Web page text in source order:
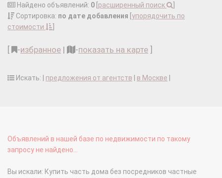
Найдено объявлений: 0 расширенный поиск
Сортировка: по дате добавления упорядочить по
стоимости
-избранное | -показать на карте
Искать: | предложения от агентств в Москве
Объявлений в нашей базе по недвижимости по такому
запросу не найдено...
Вы искали: Купить часть дома без посредников частные